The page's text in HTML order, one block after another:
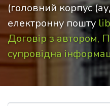
(головний корпус
електронну пошту
Договір з автором,
супровідна